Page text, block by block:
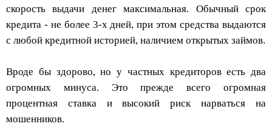
скорость выдачи денег максимальная. Обычный срок
кредита - не более 3-х дней, при этом средства выдаются
с любой кредитной историей, наличием открытых займов.
Вроде бы здорово, но у частных кредиторов есть два
огромных минуса. Это прежде всего огромная
процентная ставка и высокий риск нарваться на
мошенников.